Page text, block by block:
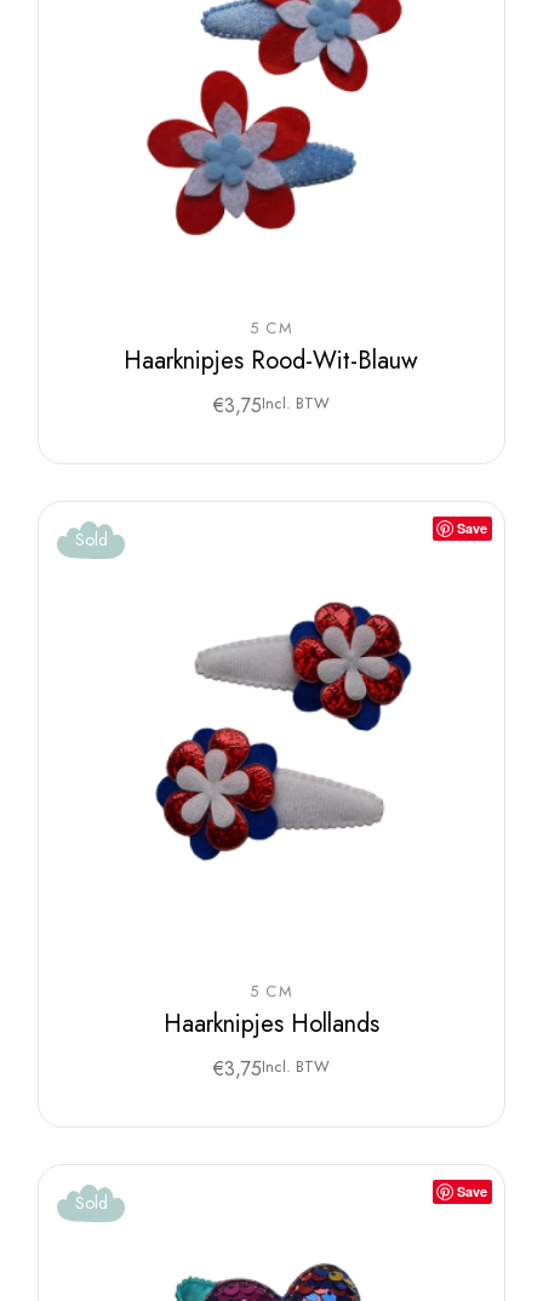
5 CM
Haarknipjes Rood-Wit-Blauw
€3,75Incl. BTW
Save
Sold
5 CM
Haarknipjes Hollands
€3,75Incl. BTW
Save
Sold